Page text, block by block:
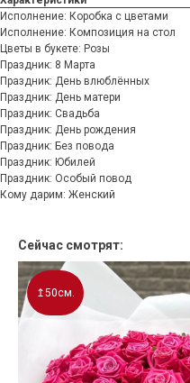
Исполнение: Коробка с цветами
Исполнение: Композиция на стол
Цветы в букете: Розы
Праздник: 8 Марта
Праздник: День влюблённых
Праздник: День матери
Праздник: Свадьба
Праздник: День рождения
Праздник: Без повода
Праздник: Юбилей
Праздник: Особый повод
Кому дарим: Женский
Сейчас смотрят:
↥50см.